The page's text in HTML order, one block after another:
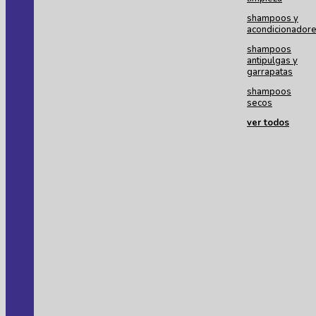
shampoos y
shampoos
antipulgas y
garrapatas
shampoos
secos
ver todos